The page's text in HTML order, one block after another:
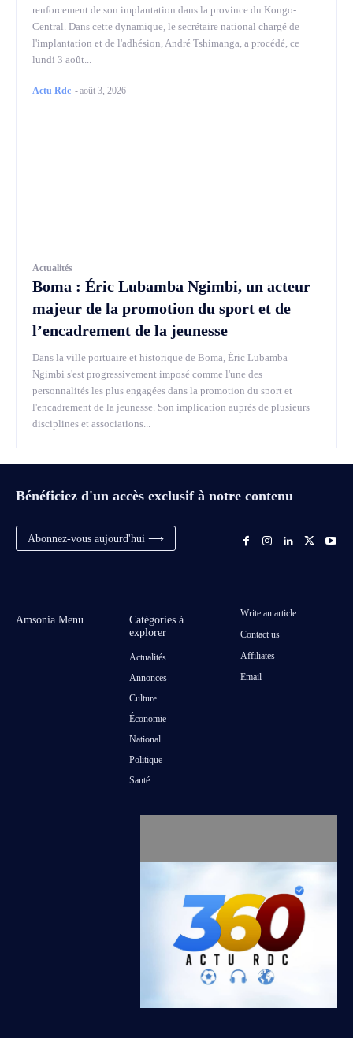
renforcement de son implantation dans la province du Kongo-
Central. Dans cette dynamique, le secrétaire national chargé de
l'implantation et de l'adhésion, André Tshimanga, a procédé, ce
lundi 3 août...
Actu Rdc -août 3, 2026
Actualités
Boma : Éric Lubamba Ngimbi, un acteur
majeur de la promotion du sport et de
l’encadrement de la jeunesse
Dans la ville portuaire et historique de Boma, Éric Lubamba
Ngimbi s'est progressivement imposé comme l'une des
personnalités les plus engagées dans la promotion du sport et
l'encadrement de la jeunesse. Son implication auprès de plusieurs
disciplines et associations...
Bénéficiez d'un accès exclusif à notre contenu
Abonnez-vous aujourd'hui ⟶
Amsonia Menu
Catégories à
explorer
Actualités
Annonces
Culture
Économie
National
Politique
Santé
Write an article
Contact us
Affiliates
Email